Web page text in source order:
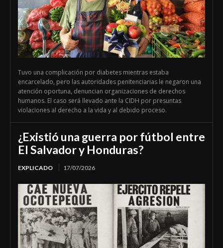
Tuvo una complicación por diabetes mientras estaba
encarcelado, pero las autoridades penitenciarias le negaron una
atención oportuna, denuncian organizaciones de derechos
humanos. El caso será llevado ante la CIDH por presuntas
violaciones al derecho a la vida y al debido proceso.
¿Existió una guerra por fútbol entre
El Salvador y Honduras?
EXPLICADO 17/07/2026